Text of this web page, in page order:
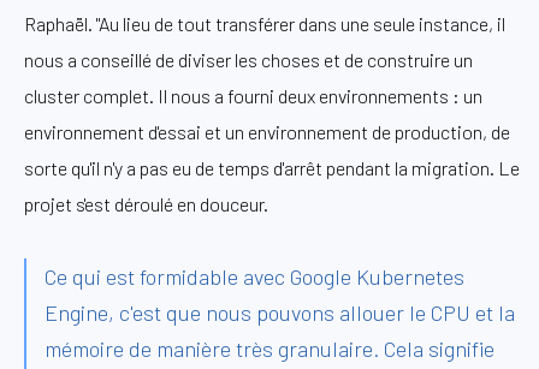
Raphaël. "Au lieu de tout transférer dans une seule instance, il
nous a conseillé de diviser les choses et de construire un
cluster complet. Il nous a fourni deux environnements : un
environnement d'essai et un environnement de production, de
sorte qu'il n'y a pas eu de temps d'arrêt pendant la migration. Le
projet s'est déroulé en douceur.
Ce qui est formidable avec Google Kubernetes
Engine, c'est que nous pouvons allouer le CPU et la
mémoire de manière très granulaire. Cela signifie